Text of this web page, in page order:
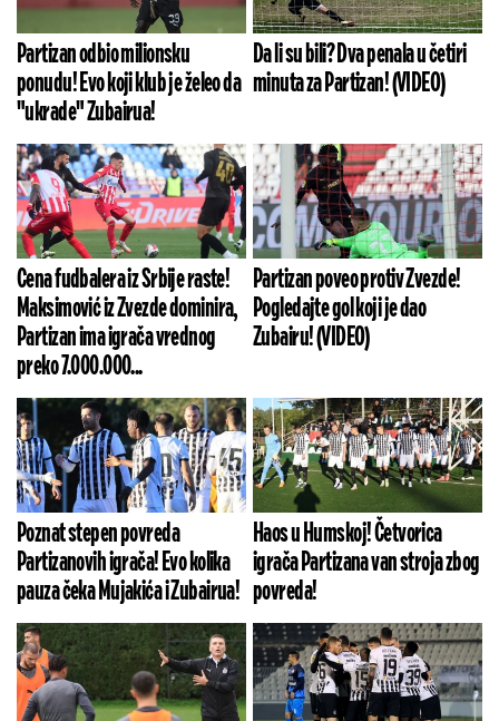
Partizan odbio milionsku
ponudu! Evo koji klub je želeo da
"ukrade" Zubairua!
Da li su bili? Dva penala u četiri
minuta za Partizan! (VIDEO)
Cena fudbalera iz Srbije raste!
Maksimović iz Zvezde dominira,
Partizan ima igrača vrednog
preko 7.000.000...
Partizan poveo protiv Zvezde!
Pogledajte gol koji je dao
Zubairu! (VIDEO)
Poznat stepen povreda
Partizanovih igrača! Evo kolika
pauza čeka Mujakića i Zubairua!
Haos u Humskoj! Četvorica
igrača Partizana van stroja zbog
povreda!